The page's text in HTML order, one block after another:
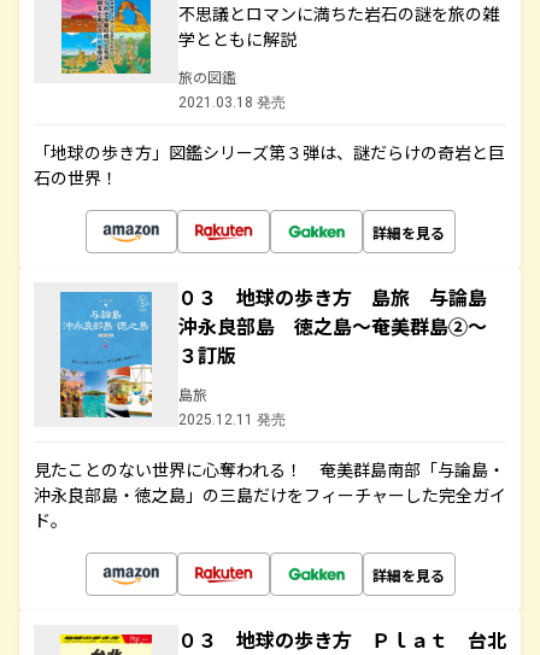
不思議とロマンに満ちた岩石の謎を旅の雑
学とともに解説
旅の図鑑
2021.03.18 発売
「地球の歩き方」図鑑シリーズ第３弾は、謎だらけの奇岩と巨
石の世界！
詳細を見る
０３ 地球の歩き方 島旅 与論島
沖永良部島 徳之島～奄美群島②～
３訂版
島旅
2025.12.11 発売
見たことのない世界に心奪われる！ 奄美群島南部「与論島・
沖永良部島・徳之島」の三島だけをフィーチャーした完全ガイ
ド。
詳細を見る
０３ 地球の歩き方 Ｐｌａｔ 台北